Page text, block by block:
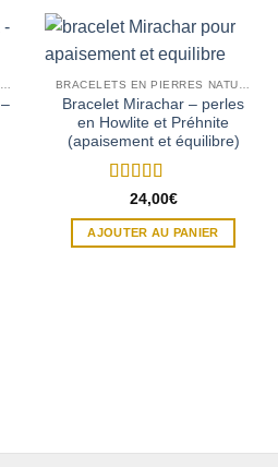
Bracelet Mirachar – perles
en Howlite et Préhnite
(apaisement et équilibre)
Note 5sur 5
24,00€
AJOUTER AU PANIER